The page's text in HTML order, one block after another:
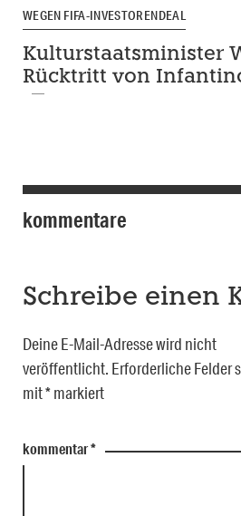
WEGEN FIFA-INVESTORENDEAL
Kulturstaatsminister
Rücktritt von
kommentare
Schreibe einen
Deine E-Mail-Adresse wird nicht
veröffentlicht. Erforderliche Felder
mit*markiert
kommentar*